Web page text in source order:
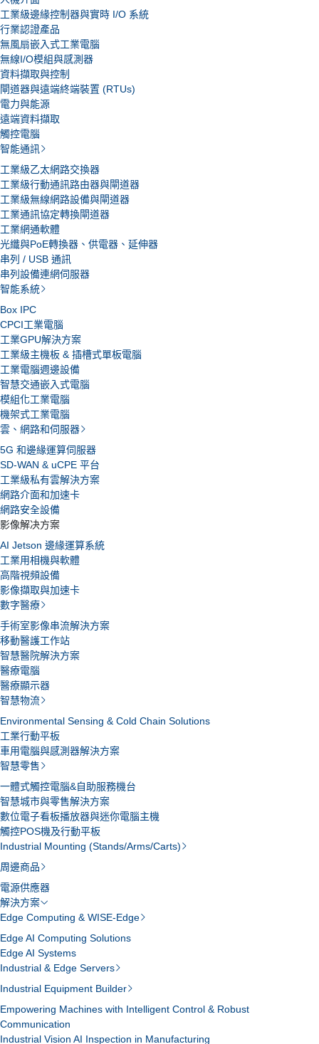
工業級邊緣控制器與實時 I/O 系統
行業認證產品
無風扇嵌入式工業電腦
無線I/O模組與感測器
資料擷取與控制
閘道器與遠端終端裝置 (RTUs)
電力與能源
遠端資料擷取
觸控電腦
智能通訊
工業級乙太網路交換器
工業級行動通訊路由器與閘道器
工業級無線網路設備與閘道器
工業通訊協定轉換閘道器
工業網通軟體
光纖與PoE轉換器、供電器、延伸器
串列 / USB 通訊
串列設備連網伺服器
智能系統
Box IPC
CPCI工業電腦
工業GPU解決方案
工業級主機板 & 插槽式單板電腦
工業電腦週邊設備
智慧交通嵌入式電腦
模組化工業電腦
機架式工業電腦
雲、網路和伺服器
5G 和邊緣運算伺服器
SD-WAN & uCPE 平台
工業級私有雲解決方案
網路介面和加速卡
網路安全設備
影像解决方案
AI Jetson 邊緣運算系統
工業用相機與軟體
高階視頻設備
影像擷取與加速卡
數字醫療
手術室影像串流解決方案
移動醫護工作站
智慧醫院解決方案
醫療電腦
醫療顯示器
智慧物流
Environmental Sensing & Cold Chain Solutions
工業行動平板
車用電腦與感測器解決方案
智慧零售
一體式觸控電腦&自助服務機台
智慧城市與零售解決方案
數位電子看板播放器與迷你電腦主機
觸控POS機及行動平板
Industrial Mounting (Stands/Arms/Carts)
周邊商品
電源供應器
解決方案
Edge Computing & WISE-Edge
Edge AI Computing Solutions
Edge AI Systems
Industrial & Edge Servers
Industrial Equipment Builder
Empowering Machines with Intelligent Control & Robust
Communication
Industrial Vision AI Inspection in Manufacturing